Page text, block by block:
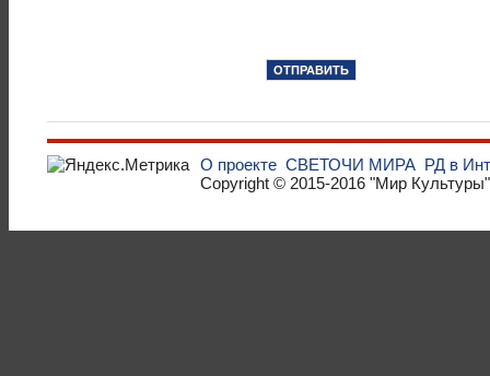
О проекте СВЕТОЧИ МИРА РД в
Copyright © 2015-2016 "Мир Культуры"